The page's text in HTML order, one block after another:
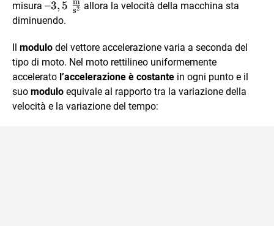
{\text{s}^2}
misura – 3,5 \
\frac{\text{m}}
–3, 5 s2
allora la velocità della macchina sta
diminuendo.
Il modulo del vettore accelerazione varia a seconda del
tipo di moto. Nel moto rettilineo uniformemente
accelerato l’accelerazione è costante in ogni punto e il
suo modulo equivale al rapporto tra la variazione della
velocità e la variazione del tempo: